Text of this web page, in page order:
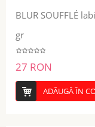
BLUR SOUFFLÉ
gr
27 RON
ADĂUGĂ ÎN